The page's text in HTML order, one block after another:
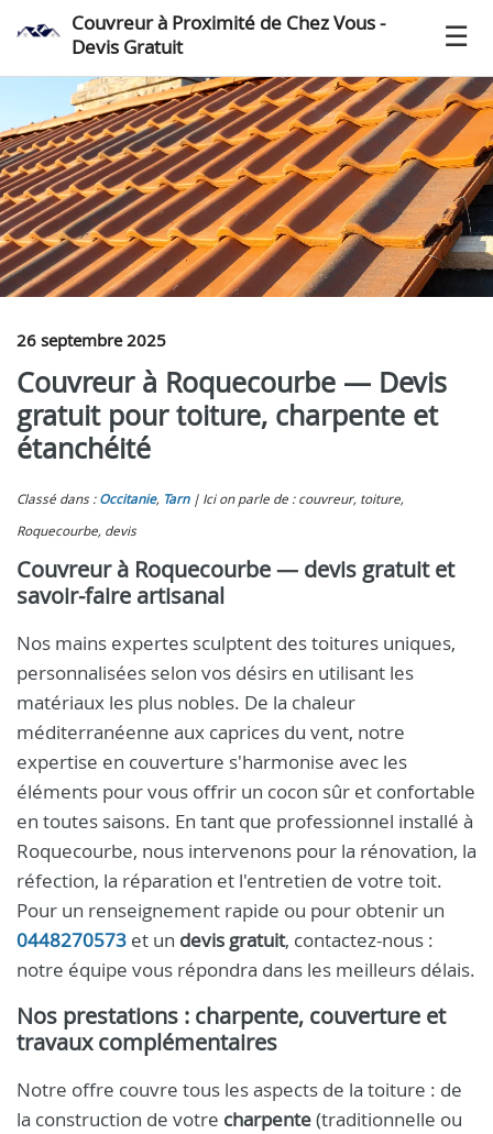
Couvreur à Proximité de Chez Vous -
Devis Gratuit
26 septembre 2025
Couvreur à Roquecourbe — Devis
gratuit pour toiture, charpente et
étanchéité
Classé dans : Occitanie, Tarn
Ici on parle de : couvreur, toiture,
Roquecourbe, devis
Couvreur à Roquecourbe — devis gratuit et
savoir-faire artisanal
Nos mains expertes sculptent des toitures uniques,
personnalisées selon vos désirs en utilisant les
matériaux les plus nobles. De la chaleur
méditerranéenne aux caprices du vent, notre
expertise en couverture s'harmonise avec les
éléments pour vous offrir un cocon sûr et confortable
en toutes saisons. En tant que professionnel installé à
Roquecourbe, nous intervenons pour la rénovation, la
réfection, la réparation et l'entretien de votre toit.
Pour un renseignement rapide ou pour obtenir un
0448270573 et un devis gratuit, contactez-nous :
notre équipe vous répondra dans les meilleurs délais.
Nos prestations : charpente, couverture et
travaux complémentaires
Notre offre couvre tous les aspects de la toiture : de
la construction de votre charpente(traditionnelle ou